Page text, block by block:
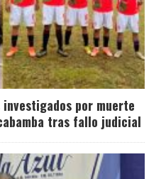
por muerte
tras fallo judicial